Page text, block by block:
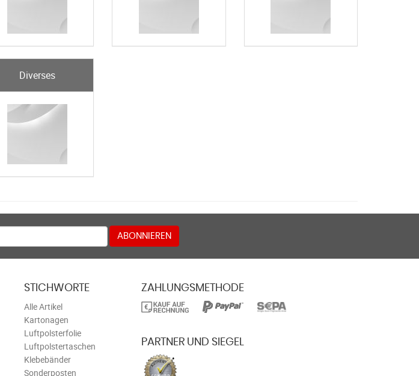
Diverses
ABONNIEREN
STICHWORTE
Alle Artikel
Kartonagen
Luftpolsterfolie
Luftpolstertaschen
Klebebänder
Sonderposten
ZAHLUNGSMETHODE
PARTNER UND SIEGEL